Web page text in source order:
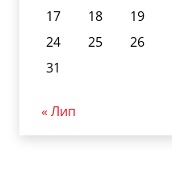
17
18 19
24
25 26
31
« Лип